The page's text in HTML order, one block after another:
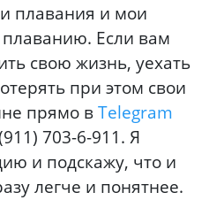
плавания и мои
Если вам
свою жизнь, уехать
при этом свои
прямо вTelegram
703-6-911. Я
и подскажу, что и
легче и понятнее.